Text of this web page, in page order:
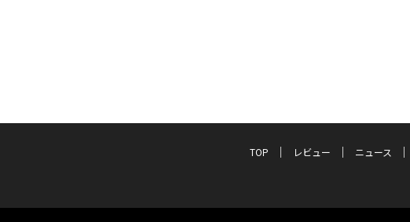
TOP レビュー ニュース